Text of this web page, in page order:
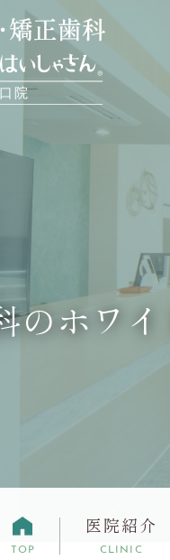
のホワ
TOP
医院紹介
CLINIC